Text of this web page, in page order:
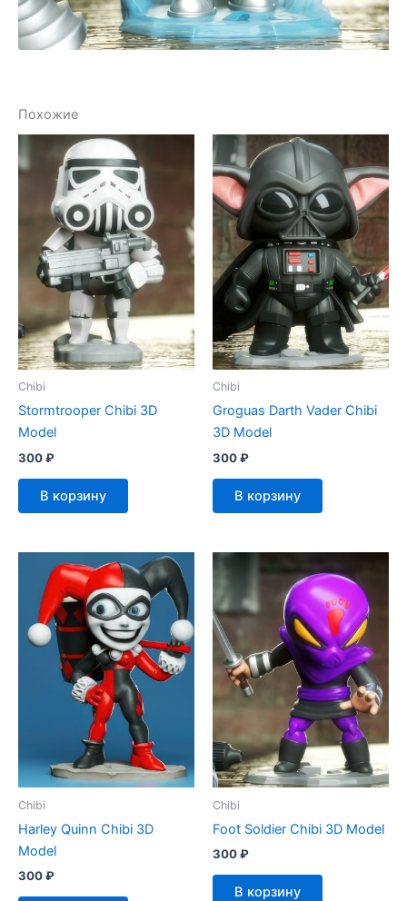
Похожие
Chibi
Stormtrooper Chibi 3D
Model
300₽
В корзину
Chibi
Groguas Darth Vader Chibi
3D Model
300₽
В корзину
Chibi
Harley Quinn Chibi 3D
Model
300₽
Chibi
Foot Soldier Chibi 3D Model
300₽
В корзину